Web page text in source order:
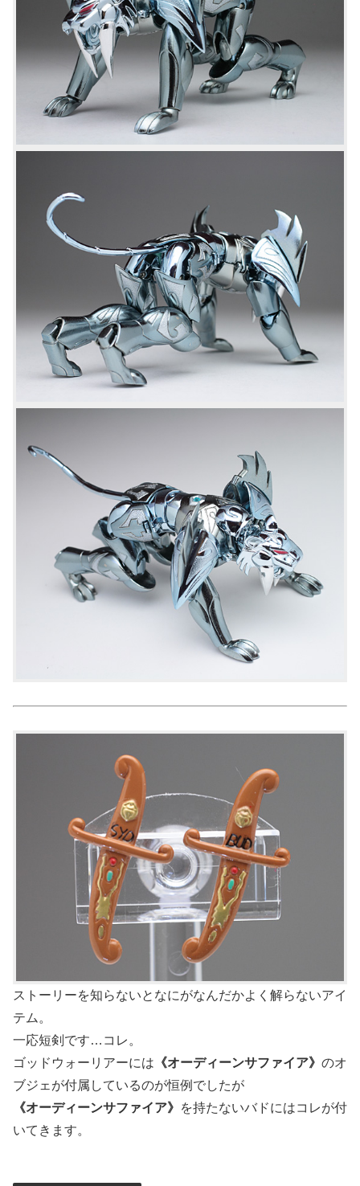
ストーリーを知らないとなにがなんだかよく解らないアイ
テム。
一応短剣です…コレ。
ゴッドウォーリアーには 《オーディーンサファイア》 のオ
ブジェが付属しているのが恒例でしたが
《オーディーンサファイア》 を持たないバドにはコレが付
いてきます。